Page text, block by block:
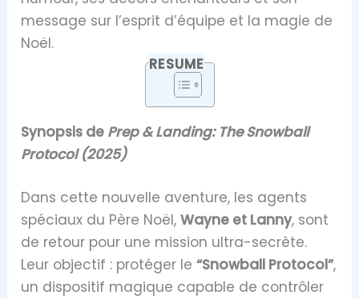
message sur l’esprit d’équipe et la magie de
Noël.
RESUME
Synopsis de Prep & Landing: The Snowball
Protocol (2025)
Dans cette nouvelle aventure, les agents
spéciaux du Père Noël,Wayne et Lanny, sont
de retour pour une mission ultra-secrète.
Leur objectif : protéger le“Snowball Protocol”,
un dispositif magique capable de contrôler